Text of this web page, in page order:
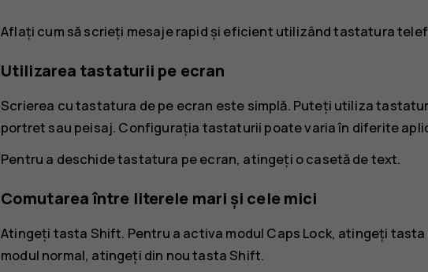
Aflați cum să scrieți mesaje rapid și eficient utilizând tastatura
Utilizarea tastaturii pe ecran
Scrierea cu tastatura de pe ecran este simplă. Puteți utiliza
portret sau peisaj. Configurația tastaturii poate varia în diferite
Pentru a deschide tastatura pe ecran, atingeți o casetă de text.
Comutarea între literele mari și cele mici
Atingeți tasta Shift. Pentru a activa modul Caps Lock, atingeți tasta
modul normal, atingeți din nou tasta Shift.